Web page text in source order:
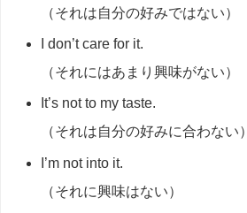
（それは自分の好みではない）
I don’t care for it.
（それにはあまり興味がない）
It’s not to my taste.
（それは自分の好みに合わない）
I’m not into it.
（それに興味はない）